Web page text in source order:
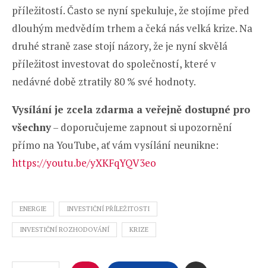
příležitostí. Často se nyní spekuluje, že stojíme před
dlouhým medvědím trhem a čeká nás velká krize. Na
druhé straně zase stojí názory, že je nyní skvělá
příležitost investovat do společností, které v
nedávné době ztratily 80 % své hodnoty.
Vysílání je zcela zdarma a veřejně dostupné pro
všechny– doporučujeme zapnout si upozornění
přímo na YouTube, ať vám vysílání neunikne:
https://youtu.be/yXKFqYQV3eo
ENERGIE INVESTIČNÍ PŘÍLEŽITOSTI
INVESTIČNÍ ROZHODOVÁNÍ KRIZE